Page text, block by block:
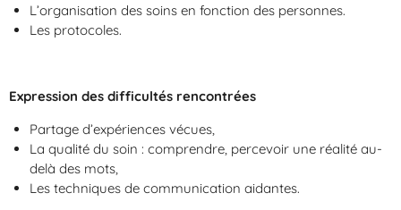
L’organisation des soins en fonction des personnes.
Les protocoles.
Expression des difficultés rencontrées
Partage d’expériences vécues,
La qualité du soin : comprendre, percevoir une réalité au-
delà des mots,
Les techniques de communication aidantes.